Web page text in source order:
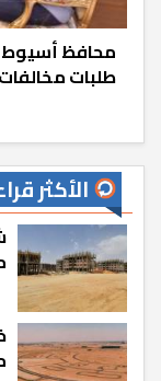
محافظ أسيوط
طلبات
الأكثر